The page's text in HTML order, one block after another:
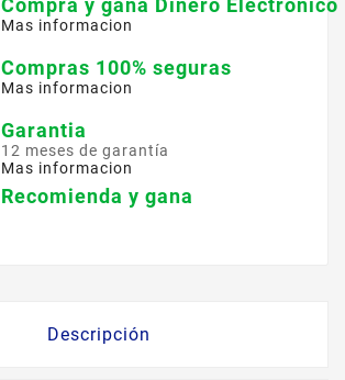
Compra y gana Dinero Electronico
Mas informacion
Compras 100% seguras
Mas informacion
Garantia
12 meses de garantía
Mas informacion
Recomienda y gana
Descripción